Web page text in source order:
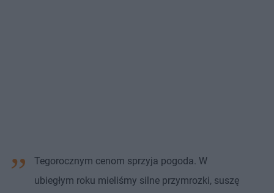
Tegorocznym cenom sprzyja pogoda. W
ubiegłym roku mieliśmy silne przymrozki, suszę